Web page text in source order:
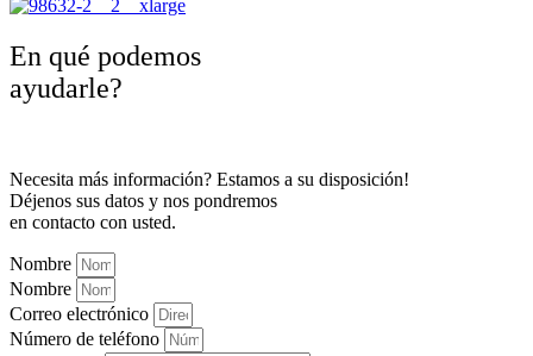
En qué podemos
ayudarle?
Necesita más información? Estamos a su disposición!
Déjenos sus datos y nos pondremos
en contacto con usted.
Nombre
Nombre
Correo electrónico
Número de teléfono